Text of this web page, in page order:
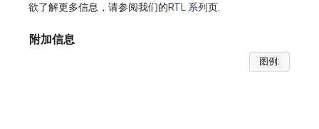
欲了解更多信息，请参阅我们的RTL 系列页.
附加信息
图例: